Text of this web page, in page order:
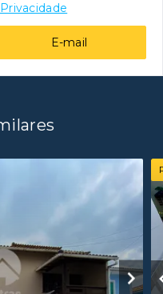
E-mail